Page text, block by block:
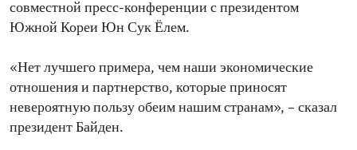
совместной пресс-конференции с президентом
Южной Кореи Юн Сук Ёлем.
«Нет лучшего примера, чем наши экономические
отношения и партнерство, которые приносят
невероятную пользу обеим нашим странам», – сказал
президент Байден.